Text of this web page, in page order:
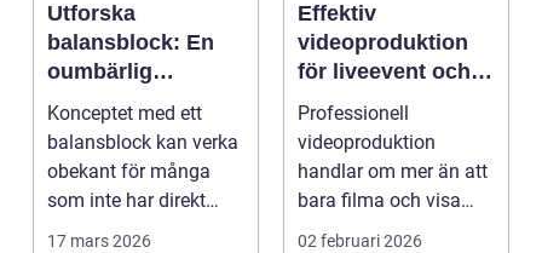
Utforska
balansblock: En
oumbärlig
komponent i
industrin
Konceptet med ett
balansblock kan verka
obekant för många
som inte har direkt
erfarenhet ...
17 mars 2026
Effektiv
videoproduktion
för liveevent och
företag
Professionell
videoproduktion
handlar om mer än att
bara filma och visa
rörliga bilder. När
02 februari 2026